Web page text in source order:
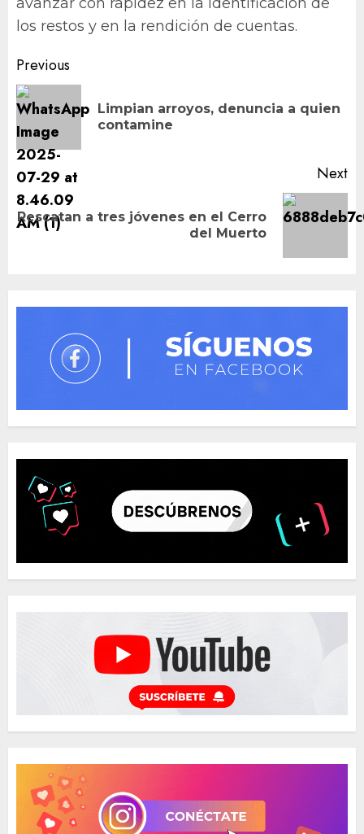
los restos y en la rendición de cuentas.
Post
navigation
Previous
Limpian arroyos, denuncia a quien
contamine
Next
Next
Rescatan a tres jóvenes en el Cerro
del Muerto